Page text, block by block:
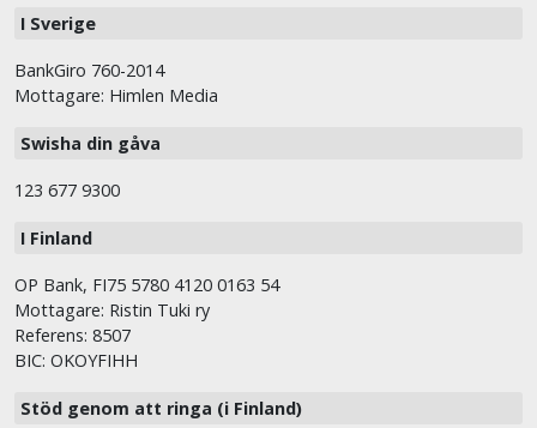
I Sverige
BankGiro 760-2014
Mottagare: Himlen Media
Swisha din gåva
123 677 9300
I Finland
OP Bank, FI75 5780 4120 0163 54
Mottagare: Ristin Tuki ry
Referens: 8507
BIC: OKOYFIHH
Stöd genom att ringa (i Finland)